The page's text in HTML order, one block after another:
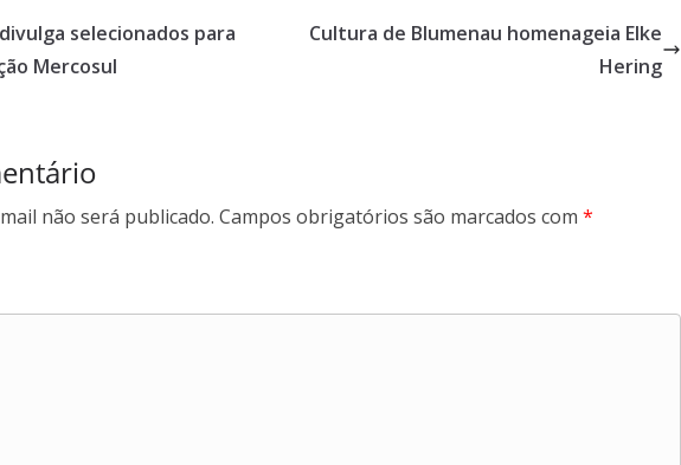
selecionados para
Mercosul
Cultura de Blumenau homenageia Elke
Hering
não será publicado. Campos obrigatórios são marcados com *